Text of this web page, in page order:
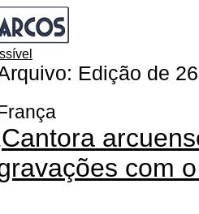
Edição de
Cantora
com